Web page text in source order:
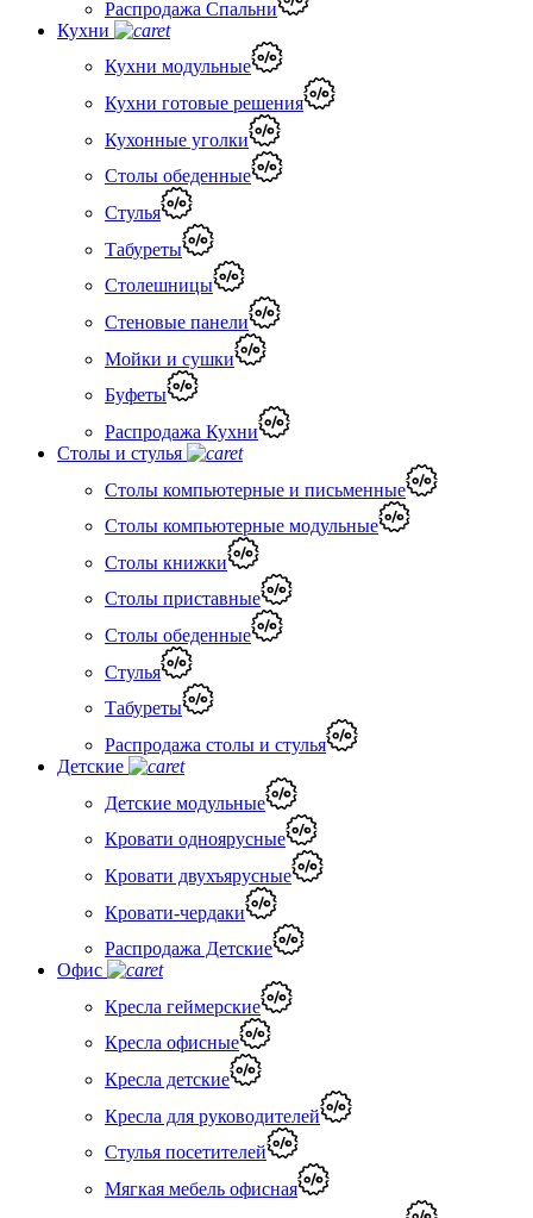
Распродажа Спальни
Кухни
Кухни модульные
Кухни готовые решения
Кухонные уголки
Столы обеденные
Стулья
Табуреты
Столешницы
Стеновые панели
Мойки и сушки
Буфеты
Распродажа Кухни
Столы и стулья
Столы компьютерные и письменные
Столы компьютерные модульные
Столы книжки
Столы приставные
Столы обеденные
Стулья
Табуреты
Распродажа столы и стулья
Детские
Детские модульные
Кровати одноярусные
Кровати двухъярусные
Кровати-чердаки
Распродажа Детские
Офис
Кресла геймерские
Кресла офисные
Кресла детские
Кресла для руководителей
Стулья посетителей
Мягкая мебель офисная